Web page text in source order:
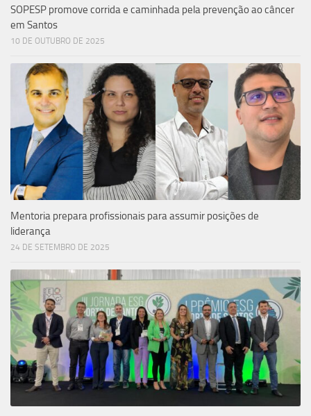
SOPESP promove corrida e caminhada pela prevenção ao câncer
em Santos
10 DE OUTUBRO DE 2025
Mentoria prepara profissionais para assumir posições de
liderança
24 DE SETEMBRO DE 2025